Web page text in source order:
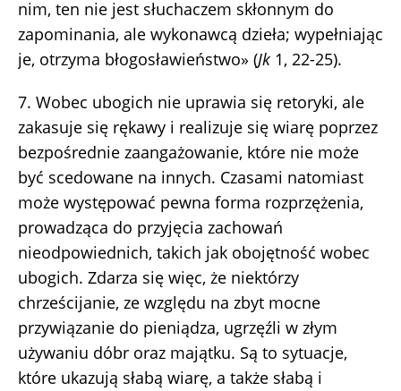
nim, ten nie jest słuchaczem skłonnym do
zapominania, ale wykonawcą dzieła; wypełniając
je, otrzyma błogosławieństwo» (Jk 1, 22-25).
7. Wobec ubogich nie uprawia się retoryki, ale
zakasuje się rękawy i realizuje się wiarę poprzez
bezpośrednie zaangażowanie, które nie może
być scedowane na innych. Czasami natomiast
może występować pewna forma rozprzężenia,
prowadząca do przyjęcia zachowań
nieodpowiednich, takich jak obojętność wobec
ubogich. Zdarza się więc, że niektórzy
chrześcijanie, ze względu na zbyt mocne
przywiązanie do pieniądza, ugrzęźli w złym
używaniu dóbr oraz majątku. Są to sytuacje,
które ukazują słabą wiarę, a także słabą i